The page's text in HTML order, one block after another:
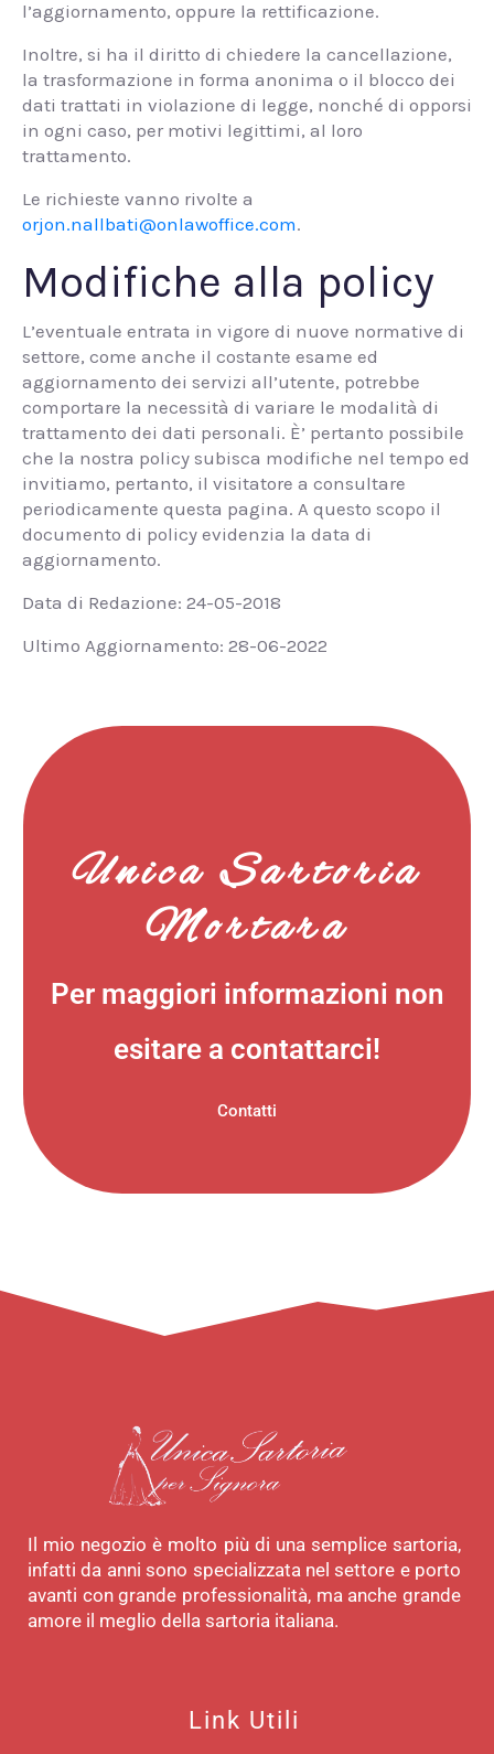
l’aggiornamento, oppure la rettificazione.
Inoltre, si ha il diritto di chiedere la cancellazione,
la trasformazione in forma anonima o il blocco dei
dati trattati in violazione di legge, nonché di opporsi
in ogni caso, per motivi legittimi, al loro
trattamento.
Le richieste vanno rivolte a
orjon.nallbati@onlawoffice.com.
Modifiche alla policy
L’eventuale entrata in vigore di nuove normative di
settore, come anche il costante esame ed
aggiornamento dei servizi all’utente, potrebbe
comportare la necessità di variare le modalità di
trattamento dei dati personali. È’ pertanto possibile
che la nostra policy subisca modifiche nel tempo ed
invitiamo, pertanto, il visitatore a consultare
periodicamente questa pagina. A questo scopo il
documento di policy evidenzia la data di
aggiornamento.
Data di Redazione: 24-05-2018
Ultimo Aggiornamento: 28-06-2022
Unica Sartoria
Mortara
Per maggiori informazioni non
esitare a contattarci!
Contatti
Il mio negozio è molto più di una semplice sartoria,
infatti da anni sono specializzata nel settore e porto
avanti con grande professionalità, ma anche grande
amore il meglio della sartoria italiana.
Link Utili